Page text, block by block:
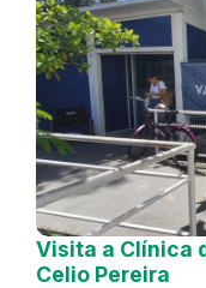
Visita a Clínica
Celio Pereira